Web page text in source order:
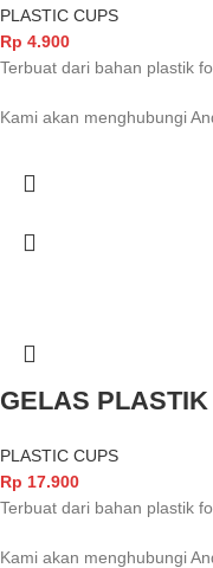
PLASTIC CUPS
Rp 4.900
Terbuat dari bahan plastik
Kami akan menghubungi
GELAS
PLASTIC CUPS
Rp 17.900
Terbuat dari bahan plastik
Kami akan menghubungi